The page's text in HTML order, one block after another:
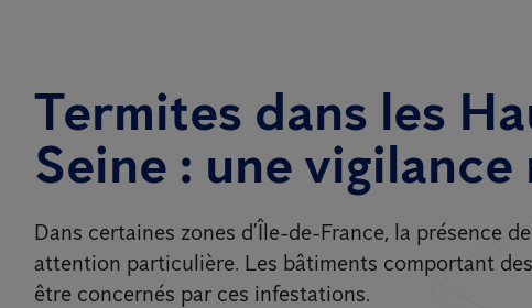
Termites dans les
Seine : une
Dans certaines zones d’Île-de-France, la présence
attention particulière. Les bâtiments comportant
être concernés par ces infestations.